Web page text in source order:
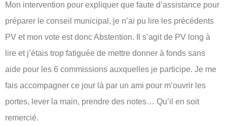
Mon intervention pour expliquer que faute d’assistance pour
préparer le conseil municipal, je n’ai pu lire les précédents
PV et mon vote est donc Abstention. Il s’agit de PV long à
lire et j’étais trop fatiguée de mettre donner à fonds sans
aide pour les 6 commissions auxquelles je participe. Je me
fais accompagner ce jour là par un ami pour m’ouvrir les
portes, lever la main, prendre des notes… Qu’il en soit
remercié.